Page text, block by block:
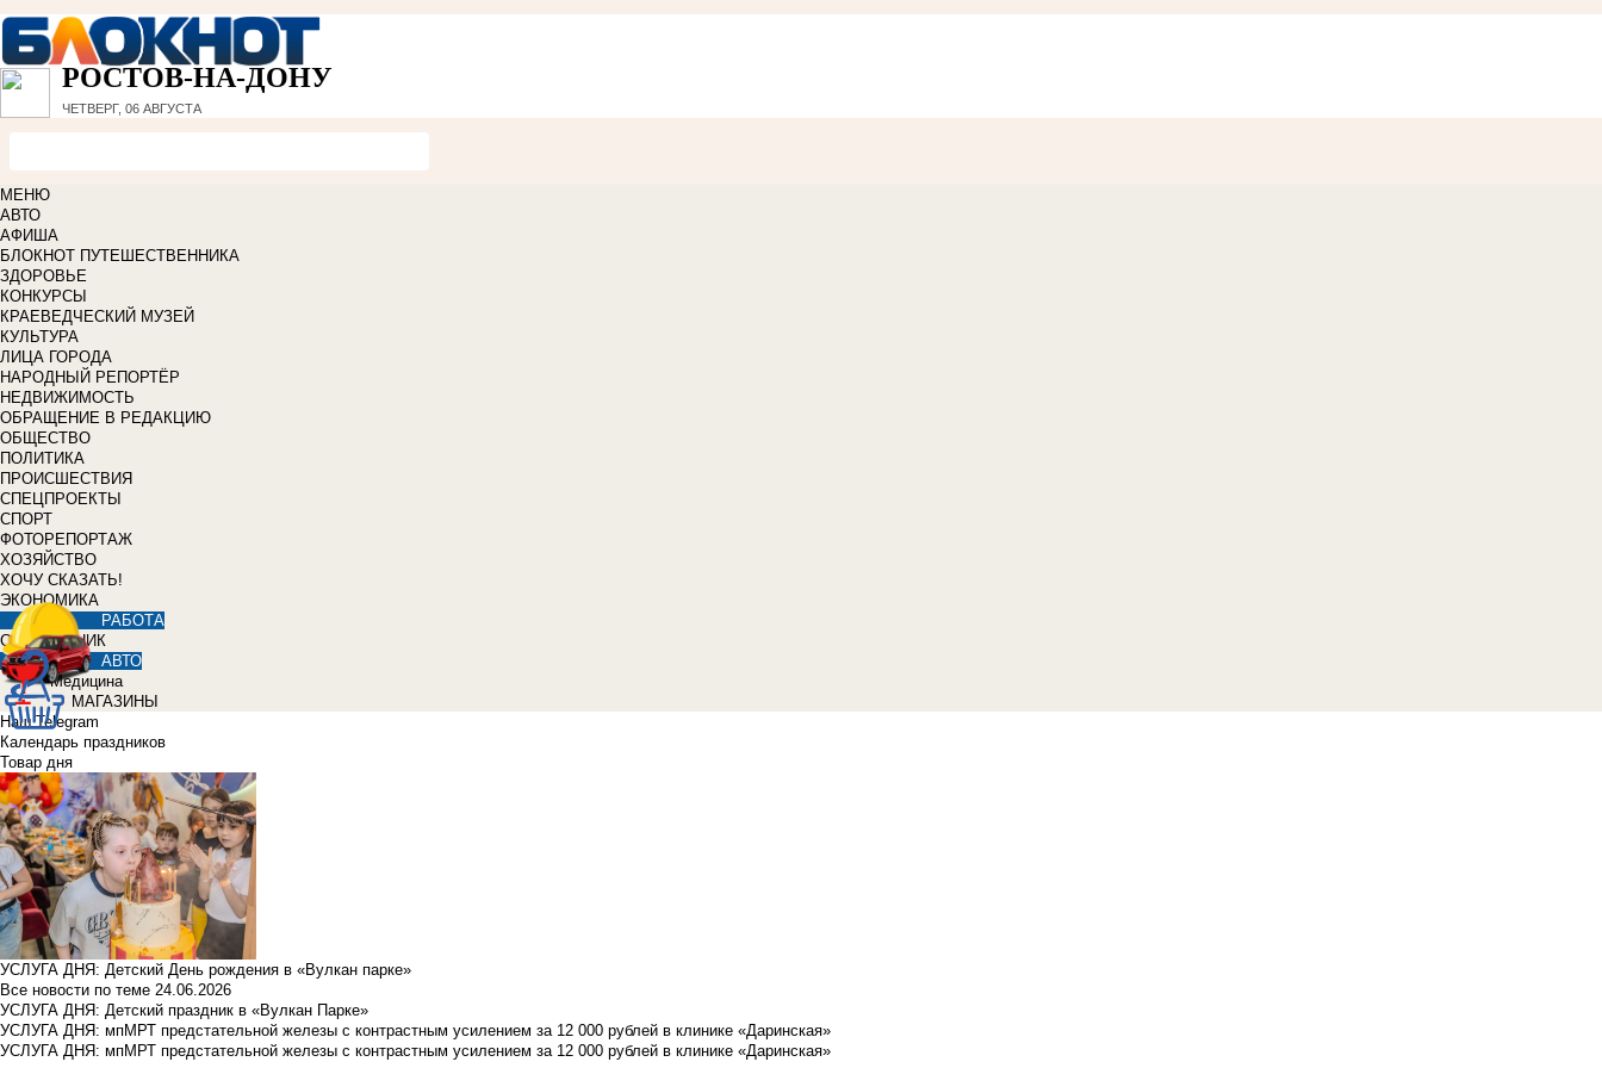
РОСТОВ-НА-ДОНУ
ЧЕТВЕРГ, 06 АВГУСТА
МЕНЮ
АВТО
АФИША
БЛОКНОТ ПУТЕШЕСТВЕННИКА
ЗДОРОВЬЕ
КОНКУРСЫ
КРАЕВЕДЧЕСКИЙ МУЗЕЙ
КУЛЬТУРА
ЛИЦА ГОРОДА
НАРОДНЫЙ РЕПОРТЁР
НЕДВИЖИМОСТЬ
ОБРАЩЕНИЕ В РЕДАКЦИЮ
ОБЩЕСТВО
ПОЛИТИКА
ПРОИСШЕСТВИЯ
СПЕЦПРОЕКТЫ
СПОРТ
ФОТОРЕПОРТАЖ
ХОЗЯЙСТВО
ХОЧУ СКАЗАТЬ!
ЭКОНОМИКА
РАБОТА
СПРАВОЧНИК
АВТО
Медицина
МАГАЗИНЫ
Наш Telegram
Календарь праздников
Товар дня
УСЛУГА ДНЯ: Детский День рождения в «Вулкан парке»
Все новости по теме 24.06.2026
УСЛУГА ДНЯ: Детский праздник в «Вулкан Парке»
УСЛУГА ДНЯ: мпМРТ предстательной железы с контрастным усилением за 12 000 рублей в клинике «Даринская»
УСЛУГА ДНЯ: мпМРТ предстательной железы с контрастным усилением за 12 000 рублей в клинике «Даринская»